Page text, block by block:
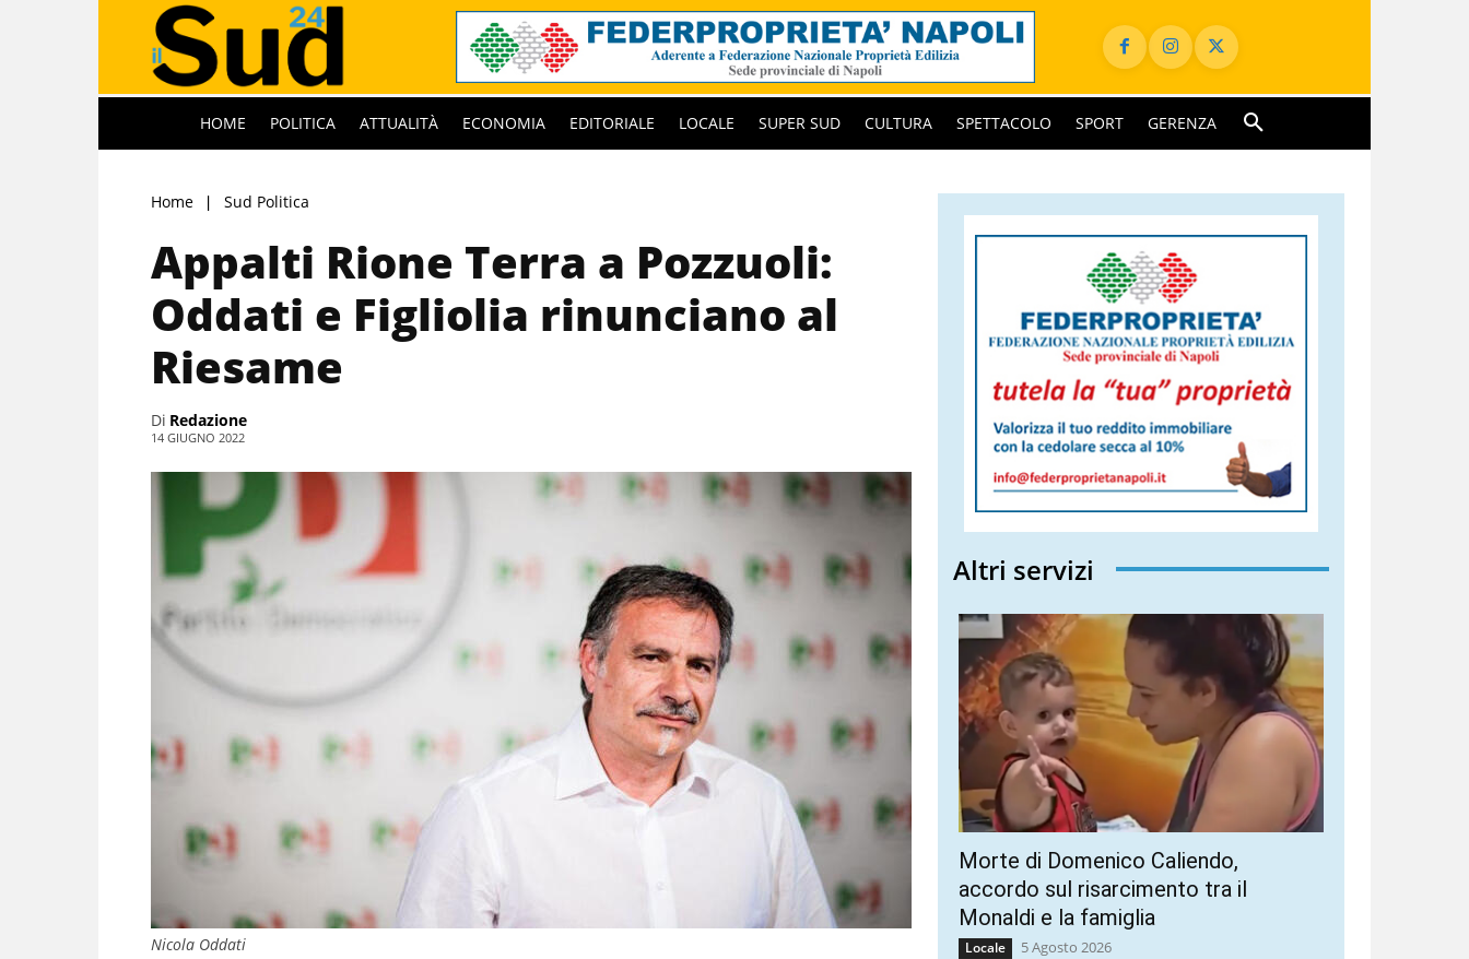
HOME POLITICA ATTUALITÀ ECONOMIA EDITORIALE LOCALE SUPER SUD CULTURA SPETTACOLO SPORT GERENZA
Home Sud Politica
Appalti Rione Terra a Pozzuoli:
Oddati e Figliolia rinunciano al
Riesame
Di Redazione
14 GIUGNO 2022
Nicola Oddati
Altri servizi
Morte di Domenico Caliendo,
accordo sul risarcimento tra il
Monaldi e la famiglia
Locale 5 Agosto 2026